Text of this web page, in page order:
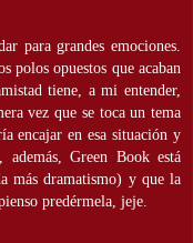
para grandes emociones.
polos opuestos que acaban
tiene, a mi entender,
vez que se toca un tema
encajar en esa situación y
Green Book está
más dramatismo) y que la
predérmela, jeje.